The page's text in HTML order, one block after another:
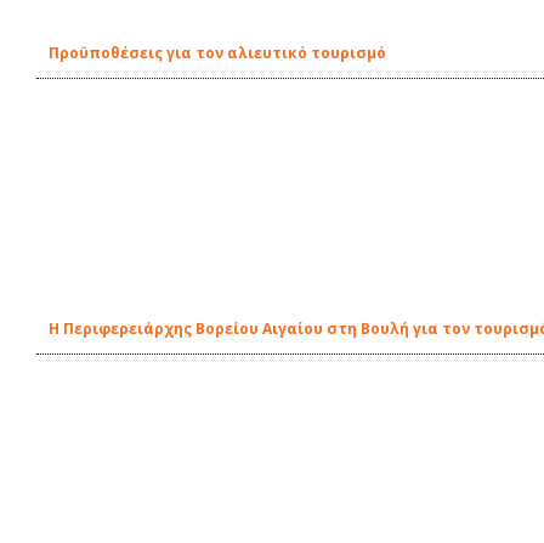
Προϋποθέσεις για τον αλιευτικό τουρισμό
Η Περιφερειάρχης Βορείου Αιγαίου στη Βουλή για τον